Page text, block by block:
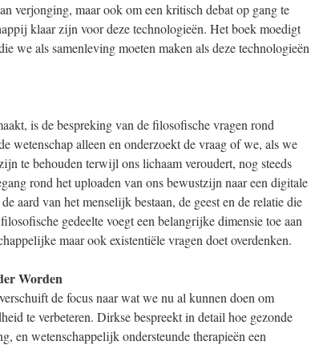
verjonging, maar ook om een kritisch debat op gang te
klaar zijn voor deze technologieën. Het boek moedigt
we als samenleving moeten maken als deze technologieën
is de bespreking van de filosofische vragen rond
wetenschap alleen en onderzoekt de vraag of we, als we
te behouden terwijl ons lichaam veroudert, nog steeds
rond het uploaden van ons bewustzijn naar een digitale
aard van het menselijk bestaan, de geest en de relatie die
gedeelte voegt een belangrijke dimensie toe aan
maar ook existentiële vragen doet overdenken.
Worden
de focus naar wat we nu al kunnen doen om
te verbeteren. Dirkse bespreekt in detail hoe gezonde
en wetenschappelijk ondersteunde therapieën een